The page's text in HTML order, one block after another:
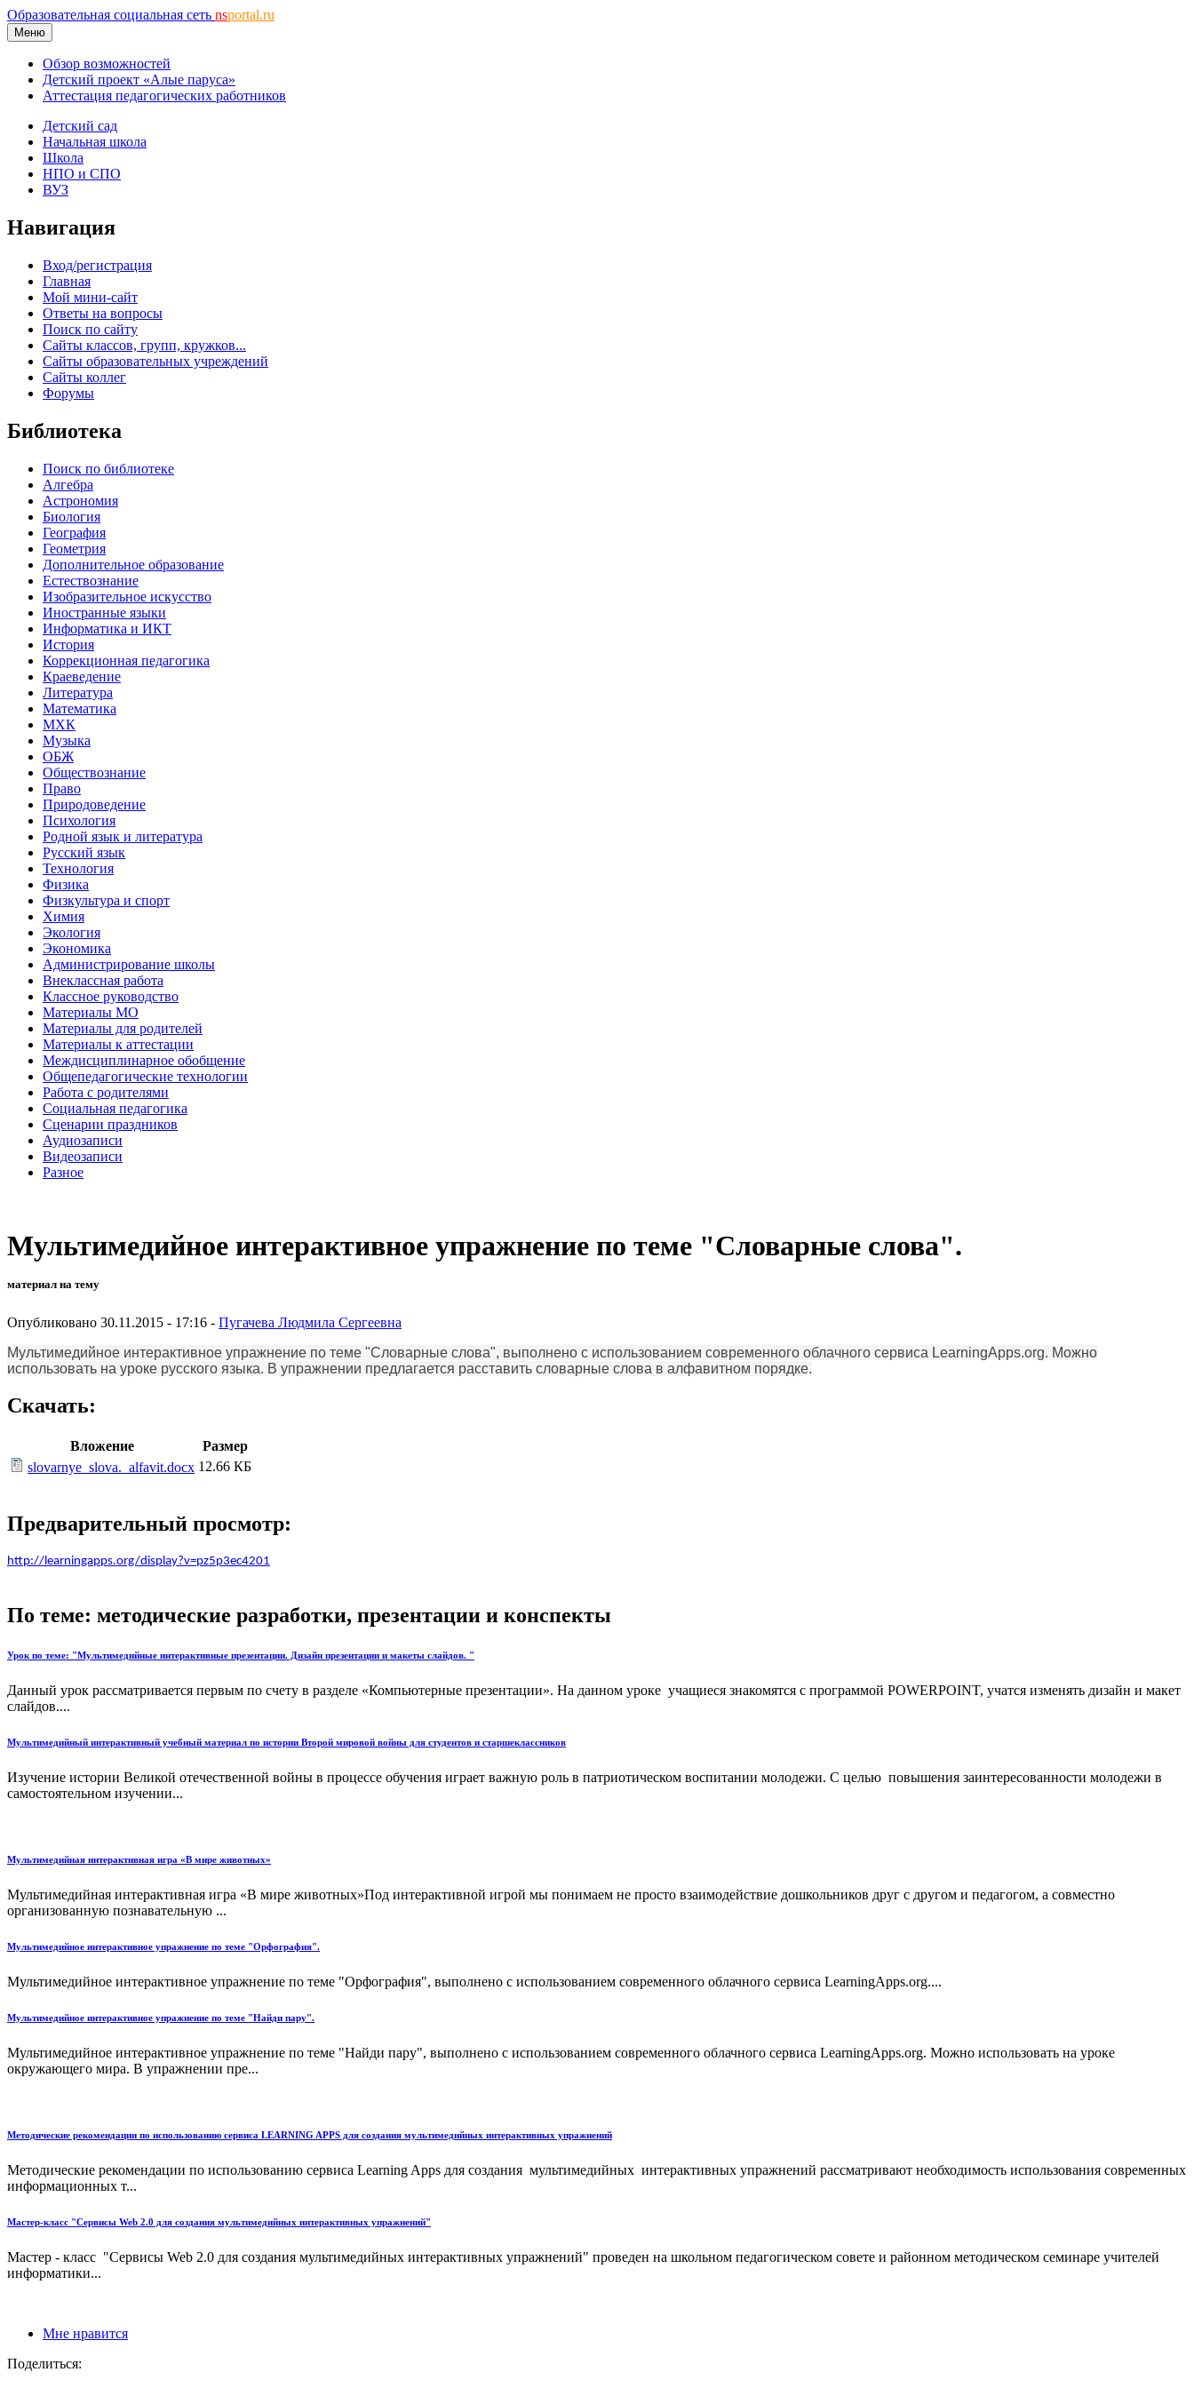
Образовательная социальная сеть nsportal.ru
Меню
Обзор возможностей
Детский проект «Алые паруса»
Аттестация педагогических работников
Детский сад
Начальная школа
Школа
НПО и СПО
ВУЗ
Навигация
Вход/регистрация
Главная
Мой мини-сайт
Ответы на вопросы
Поиск по сайту
Сайты классов, групп, кружков...
Сайты образовательных учреждений
Сайты коллег
Форумы
Библиотека
Поиск по библиотеке
Алгебра
Астрономия
Биология
География
Геометрия
Дополнительное образование
Естествознание
Изобразительное искусство
Иностранные языки
Информатика и ИКТ
История
Коррекционная педагогика
Краеведение
Литература
Математика
МХК
Музыка
ОБЖ
Обществознание
Право
Природоведение
Психология
Родной язык и литература
Русский язык
Технология
Физика
Физкультура и спорт
Химия
Экология
Экономика
Администрирование школы
Внеклассная работа
Классное руководство
Материалы МО
Материалы для родителей
Материалы к аттестации
Междисциплинарное обобщение
Общепедагогические технологии
Работа с родителями
Социальная педагогика
Сценарии праздников
Аудиозаписи
Видеозаписи
Разное
Мультимедийное интерактивное упражнение по теме "Словарные слова".
материал на тему
Опубликовано 30.11.2015 - 17:16 - Пугачева Людмила Сергеевна
Мультимедийное интерактивное упражнение по теме "Словарные слова", выполнено с использованием современного облачного сервиса LearningApps.org. Можно
использовать на уроке русского языка. В упражнении предлагается расставить словарные слова в алфавитном порядке.
Скачать:
Вложение
Размер
slovarnye_slova._alfavit.docx 12.66 КБ
Предварительный просмотр:
http://learningapps.org/display?v=pz5p3ec4201
По теме: методические разработки, презентации и конспекты
Урок по теме: "Мультимедийные интерактивные презентации. Дизайн презентации и макеты слайдов. "
Данный урок рассматривается первым по счету в разделе «Компьютерные презентации». На данном уроке учащиеся знакомятся с программой POWERPOINT, учатся изменять дизайн и макет
слайдов....
Мультимедийный интерактивный учебный материал по истории Второй мировой войны для студентов и старшеклассников
Изучение истории Великой отечественной войны в процессе обучения играет важную роль в патриотическом воспитании молодежи. С целью повышения заинтересованности молодежи в
самостоятельном изучении...
Мультимедийная интерактивная игра «В мире животных»
Мультимедийная интерактивная игра «В мире животных»Под интерактивной игрой мы понимаем не просто взаимодействие дошкольников друг с другом и педагогом, а совместно
организованную познавательную ...
Мультимедийное интерактивное упражнение по теме "Орфография".
Мультимедийное интерактивное упражнение по теме "Орфография", выполнено с использованием современного облачного сервиса LearningApps.org....
Мультимедийное интерактивное упражнение по теме "Найди пару".
Мультимедийное интерактивное упражнение по теме "Найди пару", выполнено с использованием современного облачного сервиса LearningApps.org. Можно использовать на уроке
окружающего мира. В упражнении пре...
Методические рекомендации по использованию сервиса LEARNING APPS для создания мультимедийных интерактивных упражнений
Методические рекомендации по использованию сервиса Learning Apps для создания мультимедийных интерактивных упражнений рассматривают необходимость использования современных
информационных т...
Мастер-класс "Сервисы Web 2.0 для создания мультимедийных интерактивных упражнений"
Мастер - класс "Сервисы Web 2.0 для создания мультимедийных интерактивных упражнений" проведен на школьном педагогическом совете и районном методическом семинаре учителей
информатики...
Мне нравится
Поделиться: